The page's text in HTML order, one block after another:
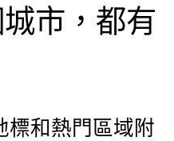
市，都有
標和熱門區域附